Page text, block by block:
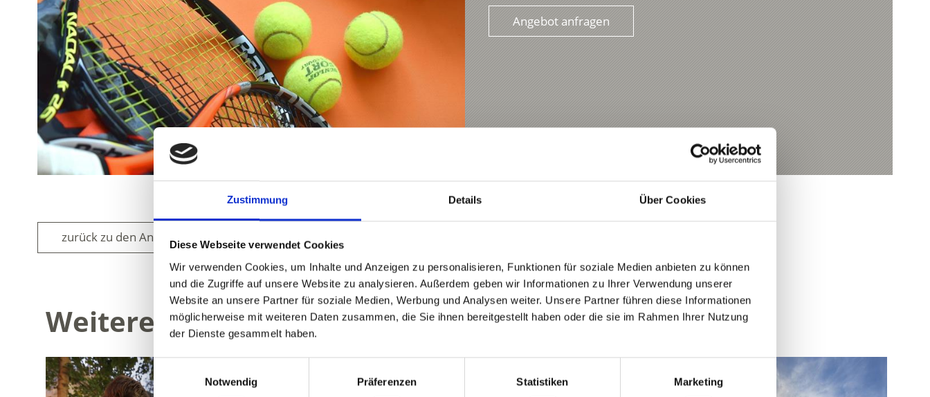
Zustimmung Details Über Cookies
Diese Webseite verwendet Cookies
Wir verwenden Cookies, um Inhalte und Anzeigen zu personalisieren, Funktionen für soziale Medien anbieten zu können
und die Zugriffe auf unsere Website zu analysieren. Außerdem geben wir Informationen zu Ihrer Verwendung unserer
Website an unsere Partner für soziale Medien, Werbung und Analysen weiter. Unsere Partner führen diese Informationen
möglicherweise mit weiteren Daten zusammen, die Sie ihnen bereitgestellt haben oder die sie im Rahmen Ihrer Nutzung
der Dienste gesammelt haben.
Notwendig
Präferenzen Statistiken Marketing
Angebot anfragen
zurück zu den Angeboten
Weitere interessante Links